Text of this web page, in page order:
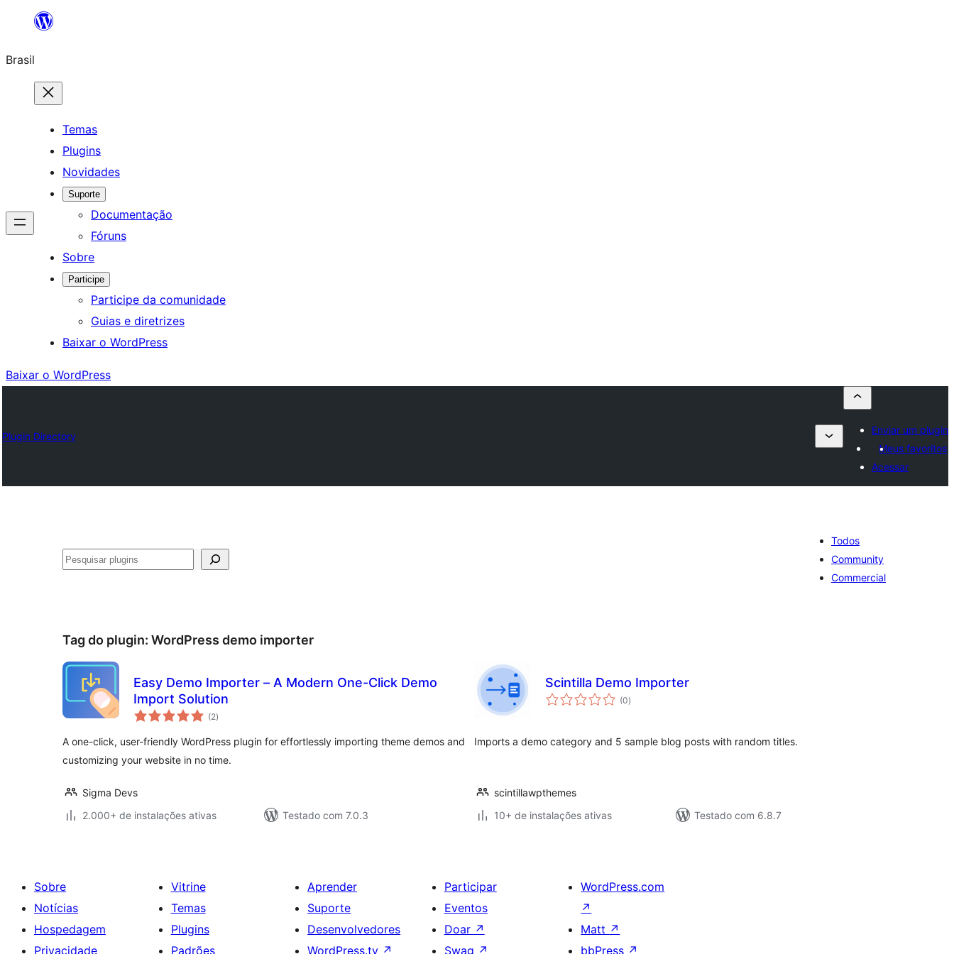
o
conteúdo
Brasil
Temas
Plugins
Novidades
Suporte
Documentação
Fóruns
Sobre
Participe
Participe da comunidade
Guias e diretrizes
Baixar o WordPress
Baixar o WordPress
Plugin Directory
Enviar um plugin
Meus favoritos
Acessar
Pesquisar
Todos
Community
Commercial
Tag do plugin: WordPress demo importer
Easy Demo Importer – A Modern One-Click Demo
Import Solution
(2total
de
)
A one-click, user-friendly WordPress plugin for effortlessly importing theme demos and
customizing your website in no time.
Sigma Devs
2.000+ de instalações ativas
Testado com 7.0.3
Scintilla Demo Importer
(0total
de
)
Imports a demo category and 5 sample blog posts with random titles.
scintillawpthemes
10+ de instalações ativas
Testado com 6.8.7
Sobre
Notícias
Hospedagem
Privacidade
Vitrine
Temas
Plugins
Padrões
Aprender
Suporte
Desenvolvedores
WordPress.tv ↗
Participar
Eventos
Doar ↗
Swag ↗
WordPress.com
↗
Matt ↗
bbPress ↗